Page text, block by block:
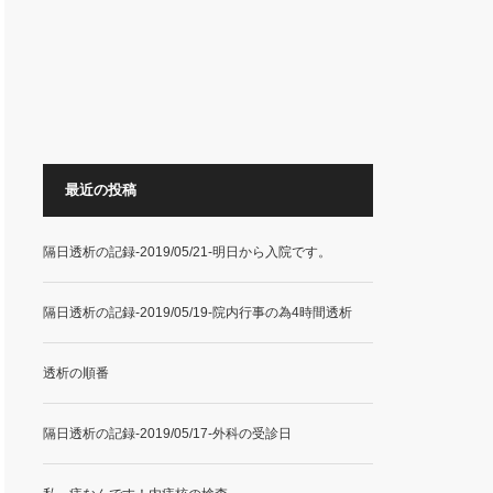
最近の投稿
隔日透析の記録-2019/05/21-明日から入院です。
隔日透析の記録-2019/05/19-院内行事の為4時間透析
透析の順番
隔日透析の記録-2019/05/17-外科の受診日